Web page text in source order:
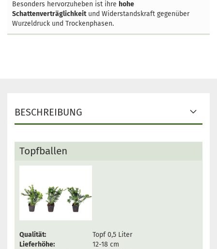
Besonders hervorzuheben ist ihre hohe
Schattenverträglichkeitund Widerstandskraft gegenüber
Wurzeldruck und Trockenphasen.
BESCHREIBUNG
Topfballen
Qualität:
Topf 0,5 Liter
Lieferhöhe:
12-18 cm